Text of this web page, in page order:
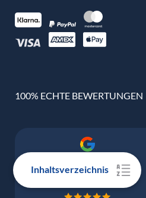
Inhaltsverzeichnis
100% ECHTE BEWERTUNGEN
Google Bewertung
4.9